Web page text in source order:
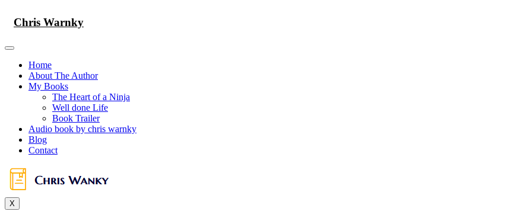
content
Chris Warnky
Home
About The Author
My Books
The Heart of a Ninja
Well done Life
Book Trailer
Audio book by chris warnky
Blog
Contact
X